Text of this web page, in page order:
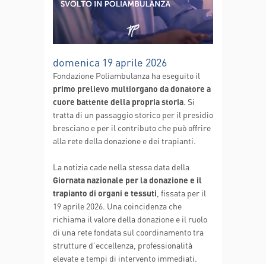
domenica 19 aprile 2026
Fondazione Poliambulanza ha eseguito il
primo prelievo multiorgano da donatore a
cuore battente della propria storia. Si
tratta di un passaggio storico per il presidio
bresciano e per il contributo che può offrire
alla rete della donazione e dei trapianti.
La notizia cade nella stessa data della
Giornata nazionale per la donazione e il
trapianto di organi e tessuti , fissata per il
19 aprile 2026. Una coincidenza che
richiama il valore della donazione e il ruolo
di una rete fondata sul coordinamento tra
strutture d’eccellenza, professionalità
elevate e tempi di intervento immediati.